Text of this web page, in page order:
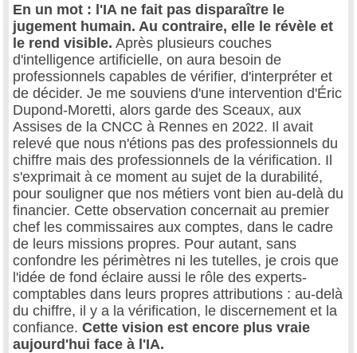
En un mot : l'IA ne fait pas disparaître le
jugement humain. Au contraire, elle le révèle et
le rend visible. Après plusieurs couches
d'intelligence artificielle, on aura besoin de
professionnels capables de vérifier, d'interpréter et
de décider. Je me souviens d'une intervention d'Éric
Dupond-Moretti, alors garde des Sceaux, aux
Assises de la CNCC à Rennes en 2022. Il avait
relevé que nous n'étions pas des professionnels du
chiffre mais des professionnels de la vérification. Il
s'exprimait à ce moment au sujet de la durabilité,
pour souligner que nos métiers vont bien au-delà du
financier. Cette observation concernait au premier
chef les commissaires aux comptes, dans le cadre
de leurs missions propres. Pour autant, sans
confondre les périmètres ni les tutelles, je crois que
l'idée de fond éclaire aussi le rôle des experts-
comptables dans leurs propres attributions : au-delà
du chiffre, il y a la vérification, le discernement et la
confiance. Cette vision est encore plus vraie
aujourd'hui face à l'IA.